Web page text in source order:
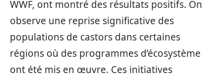
WWF, ont montré des résultats positifs. On
observe une reprise significative des
populations de castors dans certaines
régions où des programmes d’écosystème
ont été mis en œuvre. Ces initiatives